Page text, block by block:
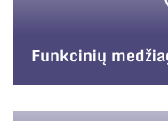
Funkcinių